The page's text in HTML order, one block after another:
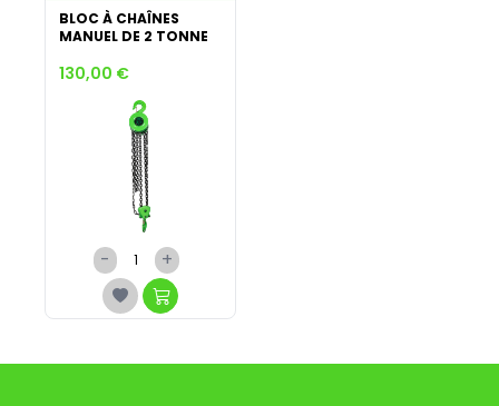
BLOC À CHAÎNES
MANUEL DE 2 TONNE
130,00 €
- +